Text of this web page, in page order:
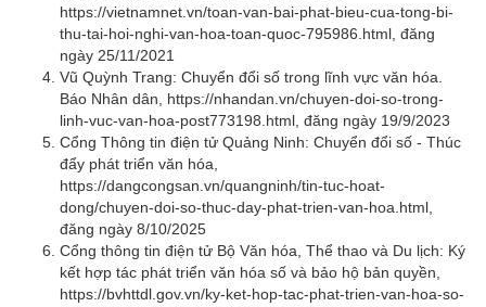
https://vietnamnet.vn/toan-van-bai-phat-bieu-cua-tong-bi-
thu-tai-hoi-nghi-van-hoa-toan-quoc-795986.html , đăng
ngày 25/11/2021
Vũ Quỳnh Trang: Chuyển đổi số trong lĩnh vực văn hóa.
Báo Nhân dân, https://nhandan.vn/chuyen-doi-so-trong-
linh-vuc-van-hoa-post773198.html , đăng ngày 19/9/2023
Cổng Thông tin điện tử Quảng Ninh: Chuyển đổi số - Thúc
đẩy phát triển văn hóa,
https://dangcongsan.vn/quangninh/tin-tuc-hoat-
dong/chuyen-doi-so-thuc-day-phat-trien-van-hoa.html
đăng ngày 8/10/2025
Cổng thông tin điện tử Bộ Văn hóa, Thể thao và Du lịch: Ký
kết hợp tác phát triển văn hóa số và bảo hộ bản quyền,
https://bvhttdl.gov.vn/ky-ket-hop-tac-phat-trien-van-hoa-so-